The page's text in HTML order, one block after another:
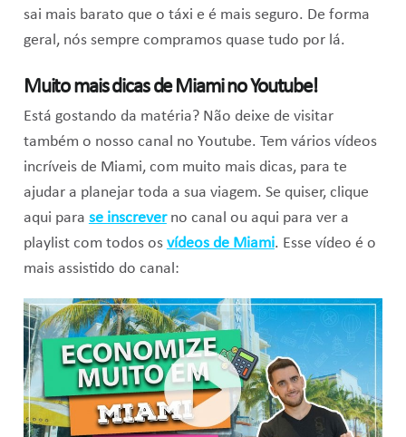
sai mais barato que o táxi e é mais seguro. De forma
geral, nós sempre compramos quase tudo por lá.
Muito mais dicas de Miami no Youtube!
Está gostando da matéria? Não deixe de visitar
também o nosso canal no Youtube. Tem vários vídeos
incríveis de Miami, com muito mais dicas, para te
ajudar a planejar toda a sua viagem. Se quiser, clique
aqui para se inscreverno canal ou aqui para ver a
playlist com todos os vídeos de Miami. Esse vídeo é o
mais assistido do canal: